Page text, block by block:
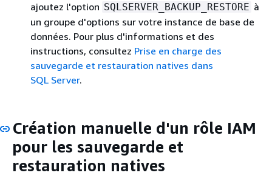
ajoutez l'option SQLSERVER_BACKUP_RESTORE à
un groupe d'options sur votre instance de base de
données. Pour plus d'informations et des
instructions, consultez Prise en charge des
sauvegarde et restauration natives dans
SQL Server.
Création manuelle d'un rôle IAM
pour les sauvegarde et
restauration natives